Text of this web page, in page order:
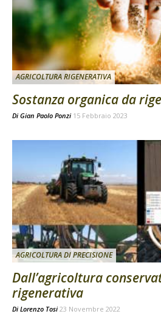
AGRICOLTURA RIGENERATIVA
Sostanza organica da
Di Gian Paolo Ponzi 15 Febbraio 2023
AGRICOLTURA DI PRECISIONE
Dall’agricoltura
rigenerativa
Di Lorenzo Tosi 23 Novembre 2022